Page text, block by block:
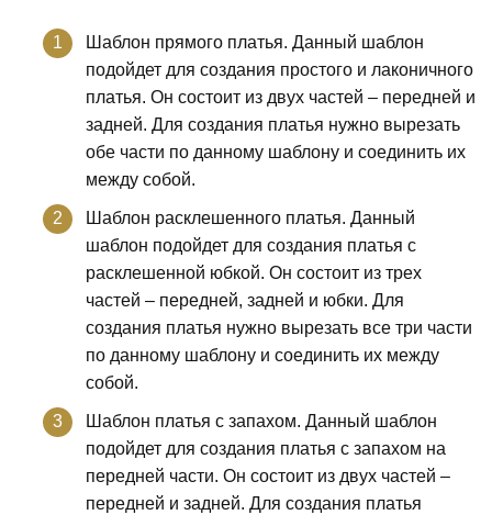
Шаблон прямого платья. Данный шаблон
подойдет для создания простого и лаконичного
платья. Он состоит из двух частей – передней и
задней. Для создания платья нужно вырезать
обе части по данному шаблону и соединить их
между собой.
Шаблон расклешенного платья. Данный
шаблон подойдет для создания платья с
расклешенной юбкой. Он состоит из трех
частей – передней, задней и юбки. Для
создания платья нужно вырезать все три части
по данному шаблону и соединить их между
собой.
Шаблон платья с запахом. Данный шаблон
подойдет для создания платья с запахом на
передней части. Он состоит из двух частей –
передней и задней. Для создания платья